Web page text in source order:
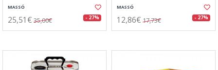
MASSÓ
25,51€ 35,00€ - 27%
MASSÓ
12,86€ 17,73€ - 27%